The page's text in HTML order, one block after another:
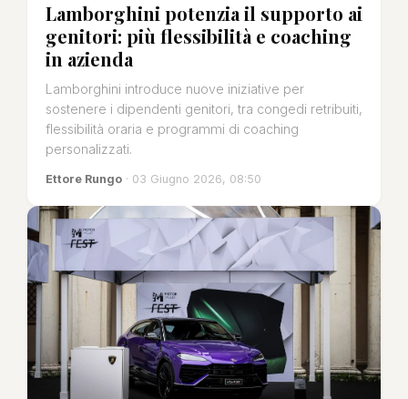
Lamborghini potenzia il supporto ai
genitori: più flessibilità e coaching
in azienda
Lamborghini introduce nuove iniziative per
sostenere i dipendenti genitori, tra congedi retribuiti,
flessibilità oraria e programmi di coaching
personalizzati.
Ettore Rungo · 03 Giugno 2026, 08:50